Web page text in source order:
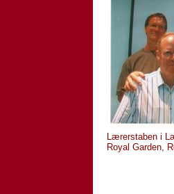
Lærerstaben i
Royal Garden,